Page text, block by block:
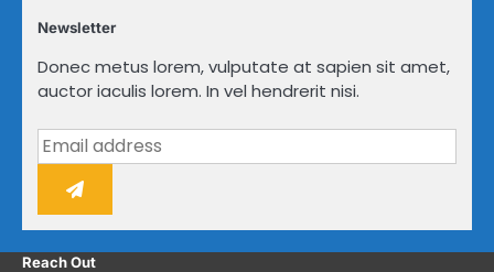
Newsletter
Donec metus lorem, vulputate at sapien sit amet,
auctor iaculis lorem. In vel hendrerit nisi.
Reach Out